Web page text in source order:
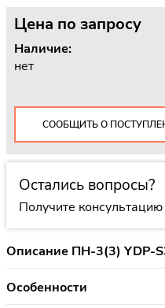
Цена по запросу
Наличие:
нет
СООБЩИТЬ О
Остались вопросы?
Получите
Описание ПН-3(3) YDP-
Особенности